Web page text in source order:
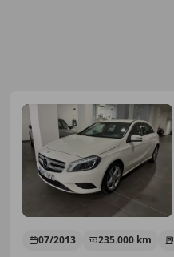
07/2013 235.000 km